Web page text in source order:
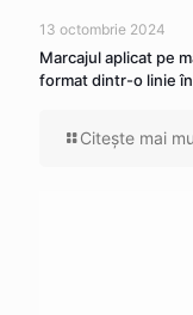
13 octombrie 2024
Marcajul aplicat pe
format dintr-o linie
Citeşte mai